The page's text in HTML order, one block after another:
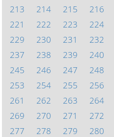
213
214 215 216
221
222 223 224
229
230 231 232
237
238 239 240
245
246 247 248
253
254 255 256
261
262 263 264
269
270 271 272
277
278 279 280